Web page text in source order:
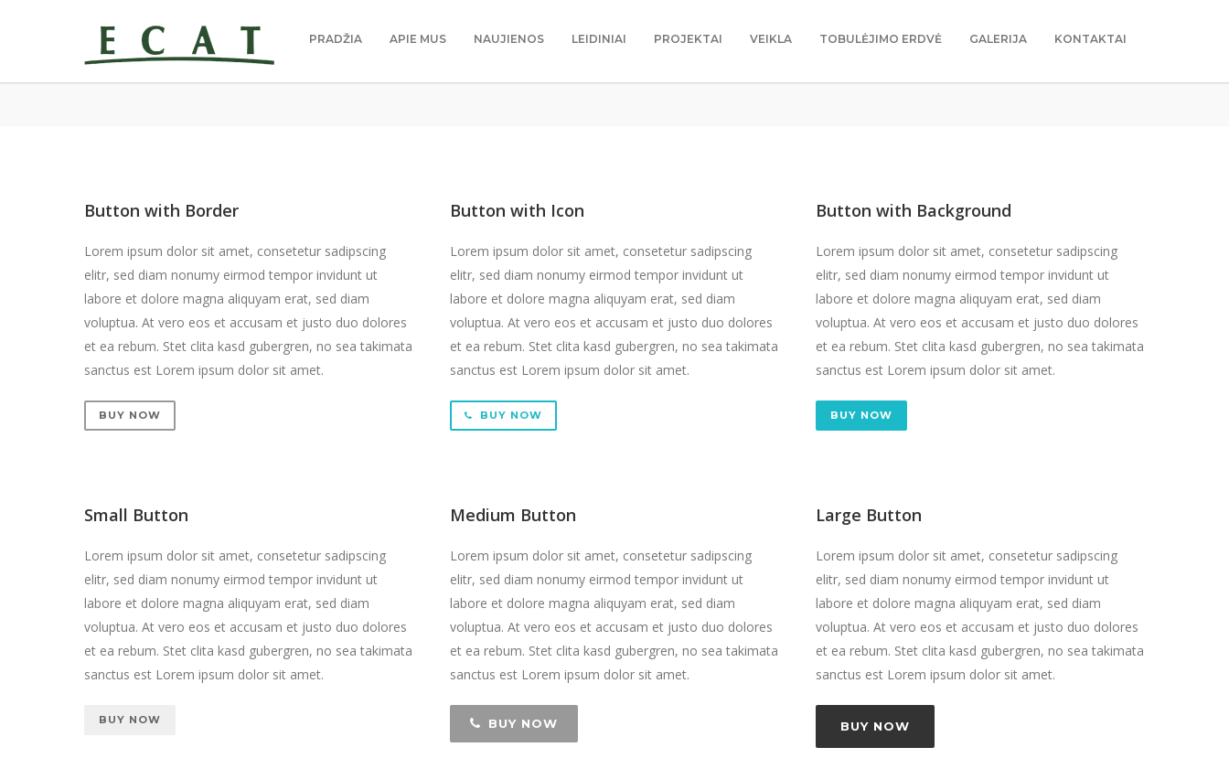
PRADŽIA APIE MUS NAUJIENOS LEIDINIAI PROJEKTAI VEIKLA TOBULĖJIMO ERDVĖ GALERIJA KONTAKTAI
Button with Border
Lorem ipsum dolor sit amet, consetetur sadipscing
elitr, sed diam nonumy eirmod tempor invidunt ut
labore et dolore magna aliquyam erat, sed diam
voluptua. At vero eos et accusam et justo duo dolores
et ea rebum. Stet clita kasd gubergren, no sea takimata
sanctus est Lorem ipsum dolor sit amet.
BUY NOW
Small Button
Lorem ipsum dolor sit amet, consetetur sadipscing
elitr, sed diam nonumy eirmod tempor invidunt ut
labore et dolore magna aliquyam erat, sed diam
voluptua. At vero eos et accusam et justo duo dolores
et ea rebum. Stet clita kasd gubergren, no sea takimata
sanctus est Lorem ipsum dolor sit amet.
BUY NOW
Button with Icon
Lorem ipsum dolor sit amet, consetetur sadipscing
elitr, sed diam nonumy eirmod tempor invidunt ut
labore et dolore magna aliquyam erat, sed diam
voluptua. At vero eos et accusam et justo duo dolores
et ea rebum. Stet clita kasd gubergren, no sea takimata
sanctus est Lorem ipsum dolor sit amet.
BUY NOW
Medium Button
Lorem ipsum dolor sit amet, consetetur sadipscing
elitr, sed diam nonumy eirmod tempor invidunt ut
labore et dolore magna aliquyam erat, sed diam
voluptua. At vero eos et accusam et justo duo dolores
et ea rebum. Stet clita kasd gubergren, no sea takimata
sanctus est Lorem ipsum dolor sit amet.
BUY NOW
Button with Background
Lorem ipsum dolor sit amet, consetetur sadipscing
elitr, sed diam nonumy eirmod tempor invidunt ut
labore et dolore magna aliquyam erat, sed diam
voluptua. At vero eos et accusam et justo duo dolores
et ea rebum. Stet clita kasd gubergren, no sea takimata
sanctus est Lorem ipsum dolor sit amet.
BUY NOW
Large Button
Lorem ipsum dolor sit amet, consetetur sadipscing
elitr, sed diam nonumy eirmod tempor invidunt ut
labore et dolore magna aliquyam erat, sed diam
voluptua. At vero eos et accusam et justo duo dolores
et ea rebum. Stet clita kasd gubergren, no sea takimata
sanctus est Lorem ipsum dolor sit amet.
BUY NOW